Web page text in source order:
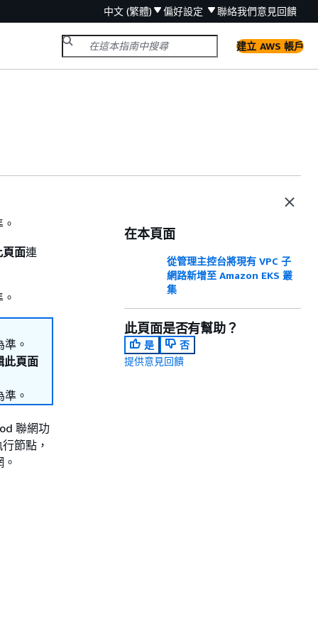
中文 (繁體) 偏好設定 聯絡我們意見回饋
建立 AWS 帳戶
面連
。
此頁面
。
聯網功
節點，
在本頁面
從管理主控台將現有 VPC 子
網路新增至 Amazon EKS 叢
集
此頁面是否有幫助？
是
否
提供意見回饋